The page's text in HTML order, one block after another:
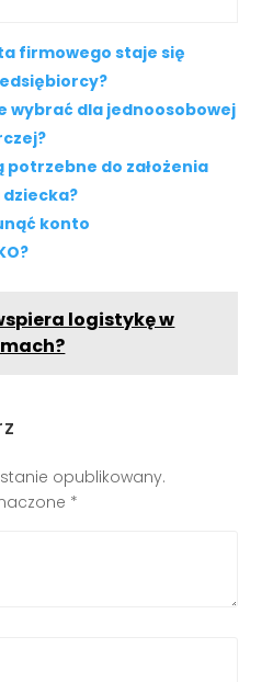
firmowego staje się
wybrać dla jednoosobowej
do założenia
konto
logistykę w
opublikowany.
*